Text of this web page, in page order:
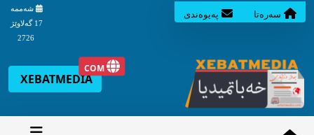
سه‌ره‌تا په‌یوه‌ندی
شه‌ممه‌
17 گه‌لاوێژ
2726
XEBATMEDIA
COM